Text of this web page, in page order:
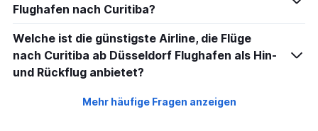
Flughafen nach Curitiba?
Welche ist die günstigste Airline, die Flüge
nach Curitiba ab Düsseldorf Flughafen als Hin-
und Rückflug anbietet?
Mehr häufige Fragen anzeigen